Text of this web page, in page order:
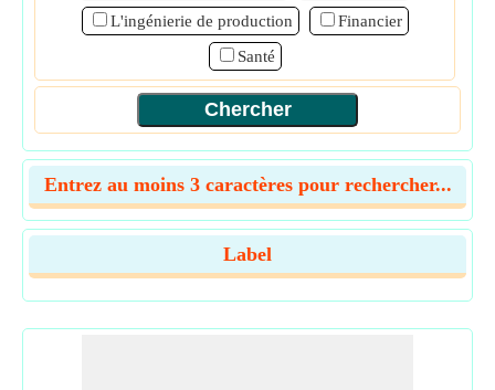
L'ingénierie de production
Financier
Santé
Entrez au moins 3 caractères pour rechercher...
Label